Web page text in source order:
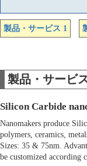
製品・サービス 1
製品・サービ
Silicon Carbide
Nanomakers produce
polymers, ceramics,
Sizes: 35 & 75nm.
be customized according